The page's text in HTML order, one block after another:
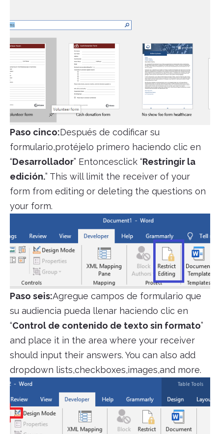
Paso cinco:Después de codificar su
formulario,protéjelo primero haciendo clic en
“Desarrollador” Entoncesclick “Restringir la
edición.” This will limit the receiver of your
form from editing or deleting the questions on
your form.
Paso seis:Agregue campos de formulario que
su audiencia pueda llenar haciendo clic en
“Control de contenido de texto sin formato”
and place it in the area where your receiver
should input their answers. You can also add
dropdown lists,checkboxes,images,and more.